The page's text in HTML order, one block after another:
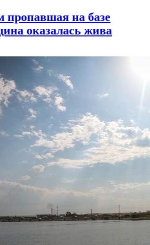
пропавшая на базе
оказалась жива